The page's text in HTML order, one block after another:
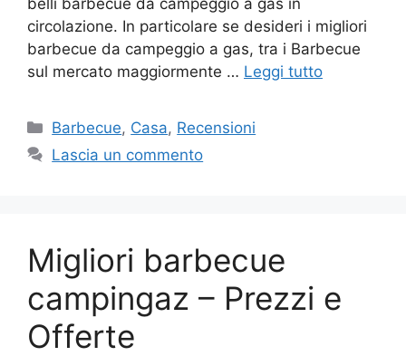
circolazione. In particolare se desideri i migliori
barbecue da campeggio a gas, tra i Barbecue
sul mercato maggiormente … Leggi tutto
Categorie
Barbecue, Casa, Recensioni
Lascia un commento
Migliori barbecue
campingaz – Prezzi e
Offerte